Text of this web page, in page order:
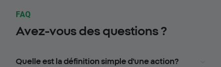
FAQ
Avez-vous des questions ?
Quelle est la définition simple d'une action?